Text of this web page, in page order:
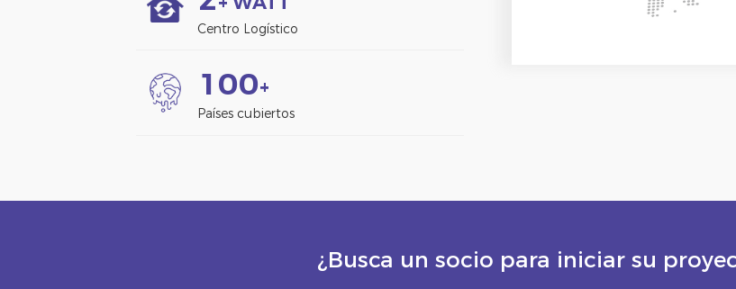
Centro Logístico
1 00+
Países cubiertos
¿Busca un socio para iniciar su